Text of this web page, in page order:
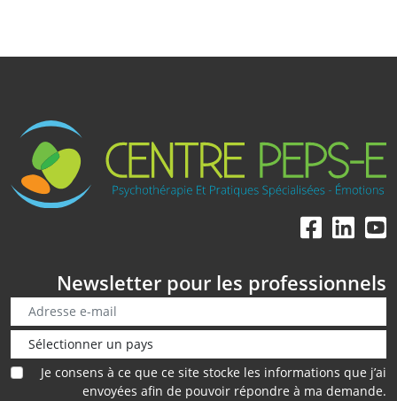
Newsletter pour les professionnels
Je consens à ce que ce site stocke les informations que j’ai
envoyées afin de pouvoir répondre à ma demande.